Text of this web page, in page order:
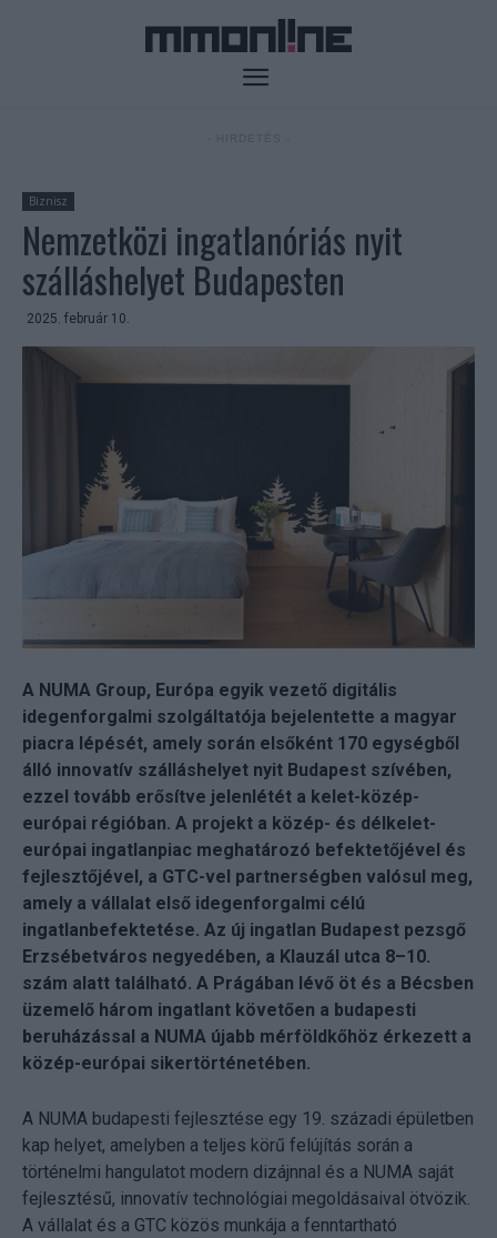
Biznisz
Nemzetközi ingatlanóriás nyit
szálláshelyet Budapesten
2025. február 10.
A NUMA Group, Európa egyik vezető digitális
idegenforgalmi szolgáltatója bejelentette a magyar
piacra lépését, amely során elsőként 170 egységből
álló innovatív szálláshelyet nyit Budapest szívében,
ezzel tovább erősítve jelenlétét a kelet-közép-
európai régióban. A projekt a közép- és délkelet-
európai ingatlanpiac meghatározó befektetőjével és
fejlesztőjével, a GTC-vel partnerségben valósul meg,
amely a vállalat első idegenforgalmi célú
ingatlanbefektetése. Az új ingatlan Budapest pezsgő
Erzsébetváros negyedében, a Klauzál utca 8–10.
szám alatt található. A Prágában lévő öt és a Bécsben
üzemelő három ingatlant követően a budapesti
beruházással a NUMA újabb mérföldkőhöz érkezett a
közép-európai sikertörténetében.
A NUMA budapesti fejlesztése egy 19. századi épületben
kap helyet, amelyben a teljes körű felújítás során a
történelmi hangulatot modern dizájnnal és a NUMA saját
fejlesztésű, innovatív technológiai megoldásaival ötvözik.
A vállalat és a GTC közös munkája a fenntartható